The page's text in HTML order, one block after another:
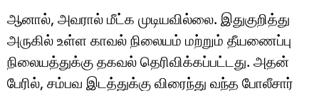
ஆனால், அவரால் மீட்க முடியவில்லை. இதுகுறித்து
அருகில் உள்ள காவல் நிலையம் மற்றும் தீயணைப்பு
நிலையத்துக்கு தகவல் தெரிவிக்கப்பட்டது. அதன்
பேரில், சம்பவ இடத்துக்கு விரைந்து வந்த போலீசார்